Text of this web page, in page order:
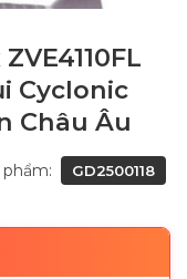
Cyclonic
Châu Âu
phẩm: GD2500118